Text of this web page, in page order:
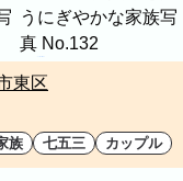
ア
よく伺う出張エリア
対応エリアについて
りご確認いただけま
五三、祖父母も揃う
東区
族 七五三 カップル